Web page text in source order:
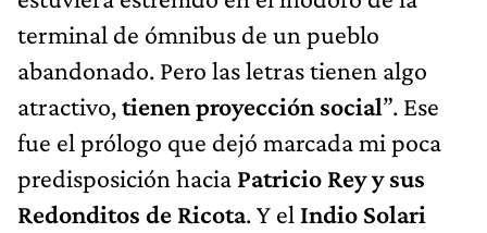
terminal de ómnibus de un pueblo
abandonado. Pero las letras tienen algo
atractivo,tienen proyección social”. Ese
fue el prólogo que dejó marcada mi poca
predisposición hacia Patricio Rey y sus
Redonditos de Ricota. Y el Indio Solari